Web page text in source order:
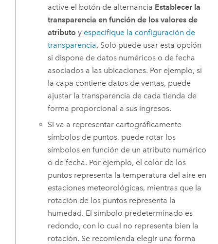
active el botón de alternancia Establecer la
transparencia en función de los valores de
atributo y especifique la configuración de
transparencia. Solo puede usar esta opción
si dispone de datos numéricos o de fecha
asociados a las ubicaciones. Por ejemplo, si
la capa contiene datos de ventas, puede
ajustar la transparencia de cada tienda de
forma proporcional a sus ingresos.
Si va a representar cartográficamente
símbolos de puntos, puede rotar los
símbolos en función de un atributo numérico
o de fecha. Por ejemplo, el color de los
puntos representa la temperatura del aire en
estaciones meteorológicas, mientras que la
rotación de los puntos representa la
humedad. El símbolo predeterminado es
redondo, con lo cual no representa bien la
rotación. Se recomienda elegir una forma